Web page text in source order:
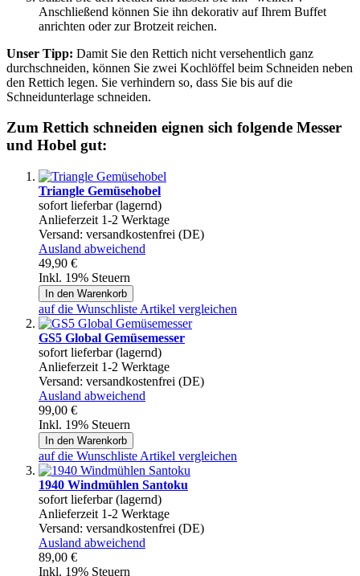
Anschließend können Sie ihn dekorativ auf Ihrem Buffet
anrichten oder zur Brotzeit reichen.
Unser Tipp: Damit Sie den Rettich nicht versehentlich ganz
durchschneiden, können Sie zwei Kochlöffel beim Schneiden neben
den Rettich legen. Sie verhindern so, dass Sie bis auf die
Schneidunterlage schneiden.
Zum Rettich schneiden eignen sich folgende Messer
und Hobel gut:
Triangle Gemüsehobel
sofort lieferbar (lagernd)
Anlieferzeit 1-2 Werktage
Versand: versandkostenfrei (DE)
Ausland abweichend
49,90 €
Inkl. 19% Steuern
In den Warenkorb
auf die Wunschliste Artikel vergleichen
GS5 Global Gemüsemesser
sofort lieferbar (lagernd)
Anlieferzeit 1-2 Werktage
Versand: versandkostenfrei (DE)
Ausland abweichend
99,00 €
Inkl. 19% Steuern
In den Warenkorb
auf die Wunschliste Artikel vergleichen
1940 Windmühlen Santoku
sofort lieferbar (lagernd)
Anlieferzeit 1-2 Werktage
Versand: versandkostenfrei (DE)
Ausland abweichend
89,00 €
Inkl. 19% Steuern